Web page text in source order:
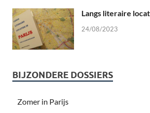
Langs literaire
24/08/2023
BIJZONDERE DOSSIERS
Zomer in Parijs